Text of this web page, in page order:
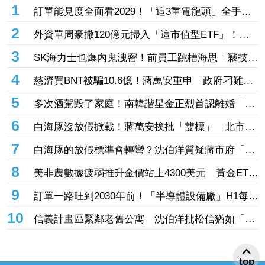
1
訂單能見度全面看2029！「這3重電龍頭」全手握
逾百億元訂單 市場聚焦董事會承認第二季財報
2
外資單周豪撒120億元掃入「這市值型ETF」！再
鎖定5檔主動式進貨、「這2檔」進貨逾10萬張
3
SK海力士也爆內鬼洩密！前員工跳槽海思「竊技術
機密附在履歷內」 判刑1年半
4
慈濟買BNT被騙10.6億！蔣萬安重申「政府刁難民
間」 沈伯洋開嗆：「說一個謊要用千萬個謊來
圓」
5
多次酒駕毀了家庭！南韓諧星金正烈首認離婚「分
居長達13年」 感謝台僑前妻仍照顧
6
白海豚沒放假掀戰！蔣萬安挨批「雙標」 北市府
急澄清：兩次條件根本不同
7
白海豚的放假標準會轉彎？沈伯洋質疑蔣市府「標
準不一」
8
美非農數據疲弱推升金價站上4300美元 黃金ETF
走強「這檔正2」一周漲近9%
9
訂單一路旺到2030年前！「半導體設備廠」H1每股
賺27.27元創同期新高 連4季賺逾一個股本
10
信義計畫區緊鄰老舊公寓 沈伯洋批松信猶如「兩
個世界」
top